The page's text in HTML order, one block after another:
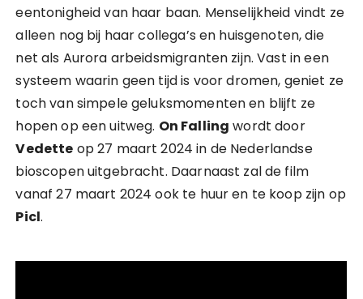
eentonigheid van haar baan. Menselijkheid vindt ze
alleen nog bij haar collega’s en huisgenoten, die
net als Aurora arbeidsmigranten zijn. Vast in een
systeem waarin geen tijd is voor dromen, geniet ze
toch van simpele geluksmomenten en blijft ze
hopen op een uitweg. On Falling wordt door
Vedette op 27 maart 2024 in de Nederlandse
bioscopen uitgebracht. Daarnaast zal de film
vanaf 27 maart 2024 ook te huur en te koop zijn op
Picl.